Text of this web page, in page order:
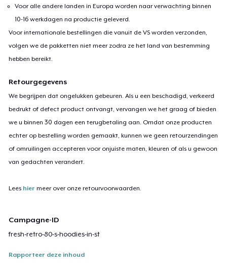
Voor alle andere landen in Europa worden naar verwachting binnen
10-16 werkdagen na productie geleverd.
Voor internationale bestellingen die vanuit de VS worden verzonden,
volgen we de pakketten niet meer zodra ze het land van bestemming
hebben bereikt.
Retourgegevens
We begrijpen dat ongelukken gebeuren. Als u een beschadigd, verkeerd
bedrukt of defect product ontvangt, vervangen we het graag of bieden
we u binnen 30 dagen een terugbetaling aan. Omdat onze producten
echter op bestelling worden gemaakt, kunnen we geen retourzendingen
of omruilingen accepteren voor onjuiste maten, kleuren of als u gewoon
van gedachten verandert.
Lees hier meer over onze retourvoorwaarden.
Campagne-ID
fresh-retro-80-s-hoodies-in-st
Rapporteer deze inhoud